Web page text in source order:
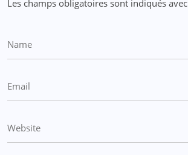
Les champs obligatoires sont indiqués avec